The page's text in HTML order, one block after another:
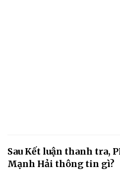
Sau Kết luận thanh tra,
Mạnh Hải thông tin gì?